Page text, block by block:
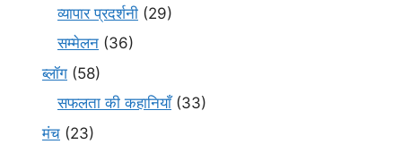
व्यापार प्रदर्शनी (29)
सम्मेलन (36)
ब्लॉग (58)
सफलता की कहानियाँ(33)
मंच (23)